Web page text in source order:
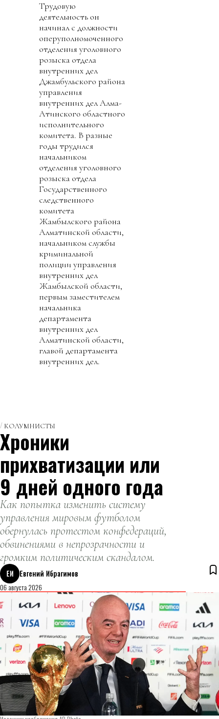
Трудовую
деятельность он
начинал с должности
оперуполномоченного
отделения уголовного
розыска отдела
внутренних дел
Джамбульского района
управления
внутренних дел Алма-
Атинского областного
исполнительного
комитета. В разные
годы трудился
начальником
отделения уголовного
розыска отдела
Государственного
следственного
комитета
Жамбылского района
Алматинской области,
начальником службы
криминальной
полиции управления
внутренних дел
Жамбылской области,
первым заместителем
начальника
департамента
внутренних дел
Алматинской области,
главой департамента
внутренних дел.
КОЛУМНИСТЫ
Хроники
прихватизации или
9 дней одного года
Как попытка изменить систему
управления мировым футболом
обернулась протестом конфедераций,
обвинениями в непрозрачности и
громким политическим скандалом.
ЕИ
Евгений Ибрагимов
06 августа 2026